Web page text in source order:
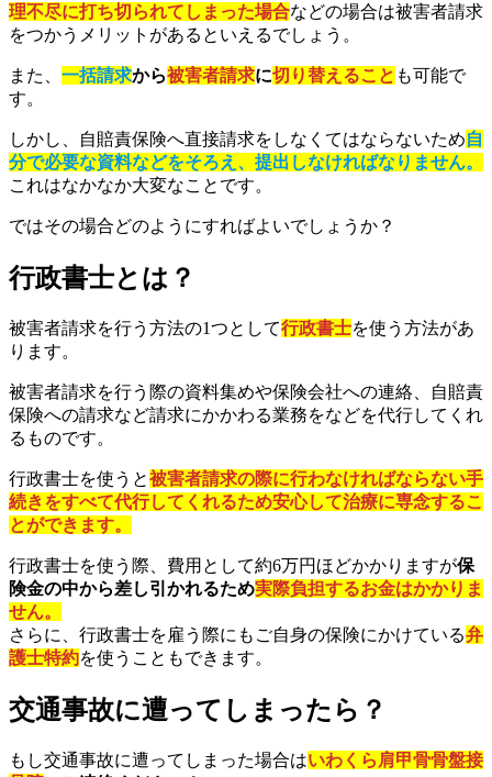
理不尽に打ち切られてしまった場合などの場合は被害者請求
をつかうメリットがあるといえるでしょう。
また、 一括請求から被害者請求に切り替えること も可能で
す。
しかし、自賠責保険へ直接請求をしなくてはならないため自
分で必要な資料などをそろえ、提出しなければなりません。
これはなかなか大変なことです。
ではその場合どのようにすればよいでしょうか？
行政書士とは？
被害者請求を行う方法の1つとして行政書士を使う方法があ
ります。
被害者請求を行う際の資料集めや保険会社への連絡、自賠責
保険への請求など請求にかかわる業務をなどを代行してくれ
るものです。
行政書士を使うと被害者請求の際に行わなければならない手
続きをすべて代行してくれるため安心して治療に専念するこ
とができます。
行政書士を使う際、費用として約6万円ほどかかりますが保
険金の中から差し引かれるため実際負担するお金はかかりま
せん。
さらに、行政書士を雇う際にもご自身の保険にかけている弁
護士特約を使うこともできます。
交通事故に遭ってしまったら？
もし交通事故に遭ってしまった場合はいわくら肩甲骨骨盤接